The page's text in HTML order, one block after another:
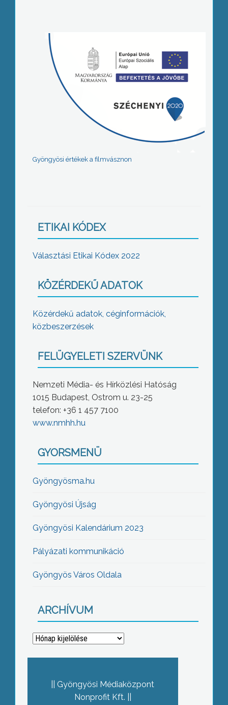
Gyöngyösi értékek a filmvásznon
ETIKAI KÓDEX
Választási Etikai Kódex 2022
KÖZÉRDEKŰ ADATOK
Közérdekű adatok, céginformációk,
közbeszerzések
FELÜGYELETI SZERVÜNK
Nemzeti Média- és Hírközlési Hatóság
1015 Budapest, Ostrom u. 23-25
telefon: +36 1 457 7100
www.nmhh.hu
GYORSMENÜ
Gyöngyösma.hu
Gyöngyösi Újság
Gyöngyösi Kalendárium 2023
Pályázati kommunikáció
Gyöngyös Város Oldala
ARCHÍVUM
Archívum
Gyöngyösi Médiaközpont
Nonprofit Kft.